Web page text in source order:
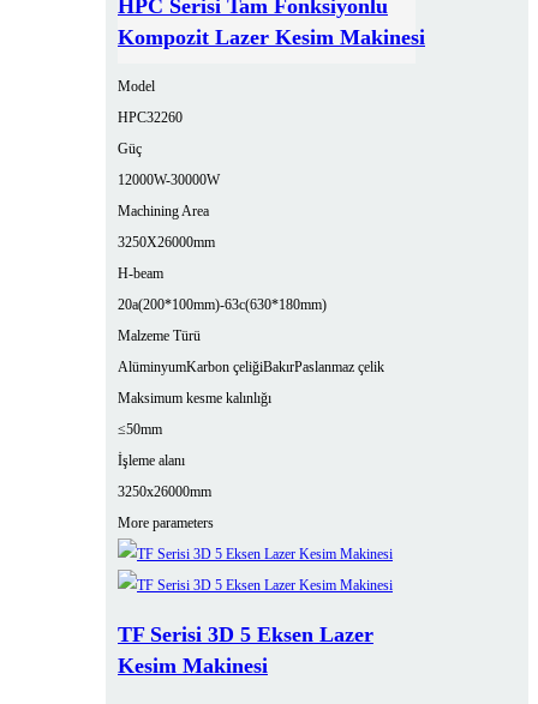
HPC Serisi Tam Fonksiyonlu
Kompozit Lazer Kesim Makinesi
Model
HPC32260
Güç
12000W-30000W
Machining Area
3250X26000mm
H-beam
20a(200*100mm)-63c(630*180mm)
Malzeme Türü
AlüminyumKarbon çeliğiBakırPaslanmaz çelik
Maksimum kesme kalınlığı
≤50mm
İşleme alanı
3250x26000mm
More parameters
TF Serisi 3D 5 Eksen Lazer
Kesim Makinesi